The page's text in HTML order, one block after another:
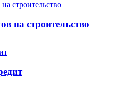
на строительство